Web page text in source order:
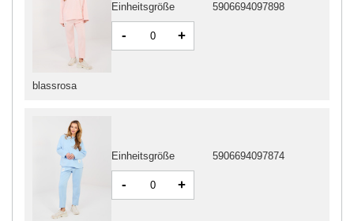
Einheitsgröße 5906694097874
- +
blassrosa
Einheitsgröße 5906694097898
- +